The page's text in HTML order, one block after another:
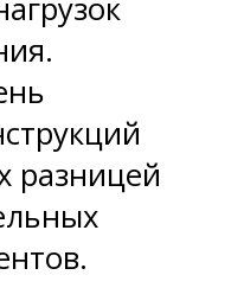
разницей